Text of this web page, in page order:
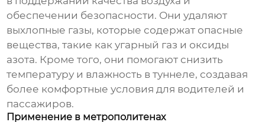
обеспечении безопасности. Они удаляют
выхлопные газы, которые содержат опасные
вещества, такие как угарный газ и оксиды
азота. Кроме того, они помогают снизить
температуру и влажность в туннеле, создавая
более комфортные условия для водителей и
пассажиров.
Применение в метрополитенах